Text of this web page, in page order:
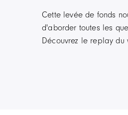
Cette levée de fonds
d'aborder toutes les
Découvrez le replay du